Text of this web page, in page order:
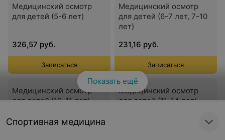
Медицинский осмотр
для детей (5-6 лет)
326,57 руб.
Записаться
Медицинский осмотр
для детей (6-7 лет, 7-10
лет)
231,16 руб.
Записаться
Медицинский осмотр
для детей (10-11 лет)
276,48 руб.
Медицинский осмотр
для детей (11-14 лет)
Показать ещё
Спортивная медицина